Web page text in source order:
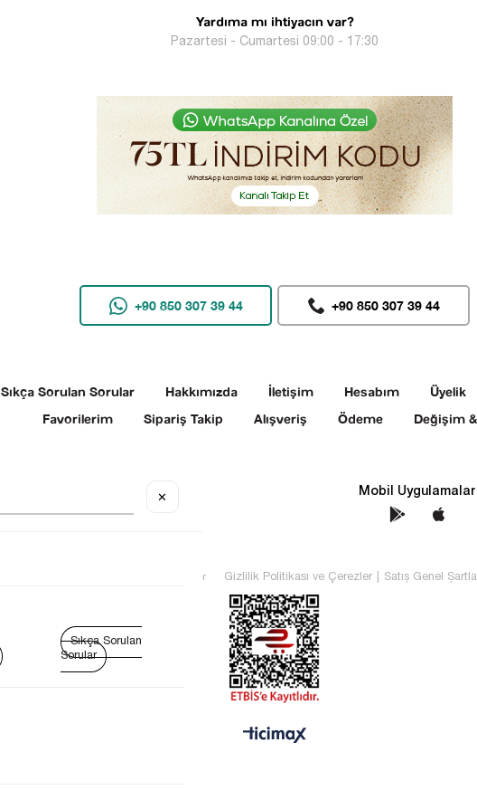
Yardıma mı ihtiyacın var?
Pazartesi - Cumartesi 09:00 - 17:30
+90 850 307 39 44 +90 850 307 39 44
Sıkça Sorulan Sorular Hakkımızda İletişim Hesabım Üyelik
Favorilerim
Sipariş Takip Alışveriş Ödeme Değişim
Sosyal Medya Mobil Uygulamalar
© 2025 SEZGİ TEKİN Tüm hakları saklıdır Gizlilik Politikası ve Çerezler Satış Genel
✕
Sıkça Sorulan
Sorular